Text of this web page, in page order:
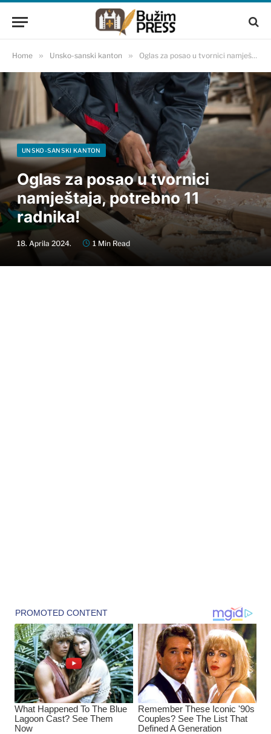
Home » Unsko-sanski kanton » Oglas za posao u tvornici namještaja, potrebno 11 radnika!
UNSKO-SANSKI KANTON
Oglas za posao u tvornici
namještaja, potrebno 11
radnika!
18. Aprila 2024. 1 Min Read